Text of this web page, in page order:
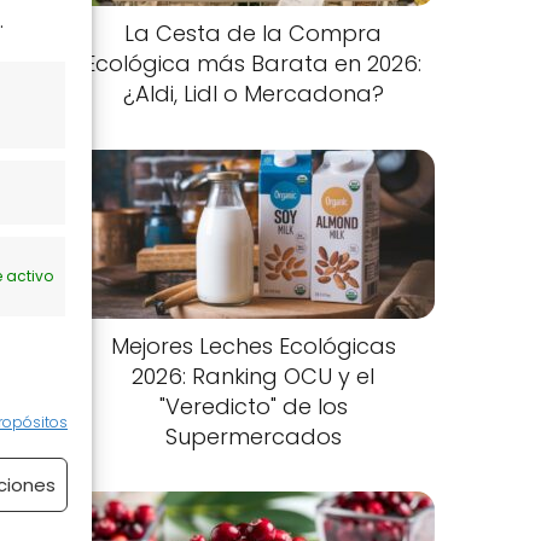
activo
La Cesta de la Compra
Ecológica más Barata en 2026:
¿Aldi, Lidl o Mercadona?
Mejores Leches Ecológicas
2026: Ranking OCU y el
"Veredicto" de los
Supermercados